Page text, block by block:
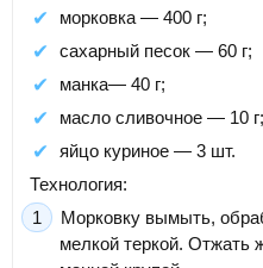
морковка — 400 г;
сахарный песок — 60 г;
манка— 40 г;
масло сливочное — 10 г;
яйцо куриное — 3 шт.
Технология:
Морковку вымыть,
мелкой теркой. Отжать